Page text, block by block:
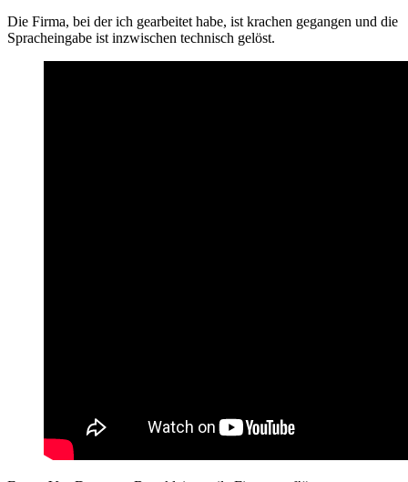
Die Firma, bei der ich gearbeitet habe, ist krachen gegangen und die
Spracheingabe ist inzwischen technisch gelöst.